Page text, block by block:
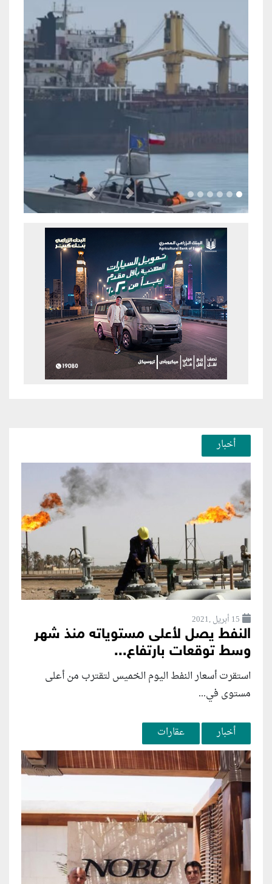
Previous Next
أخبار
15 أبريل ,2021
النفط يصل لأعلى مستوياته منذ شهر
وسط توقعات بارتفاع...
استقرت أسعار النفط اليوم الخميس لتقترب من أعلى
مستوى في...
أخبار عقارات